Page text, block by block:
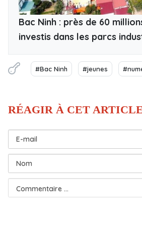
Bac Ninh : près de 60
investis dans les parcs
#Bac Ninh #jeunes